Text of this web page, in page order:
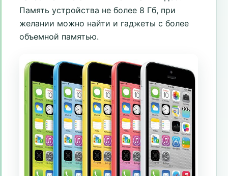
Память устройства не более 8 Гб, при
желании можно найти и гаджеты с более
объемной памятью.